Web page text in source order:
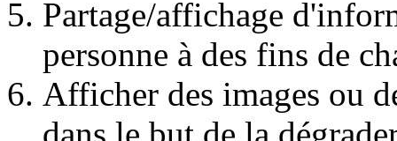
Partage/affichage
personne à des fins de
Afficher des images ou